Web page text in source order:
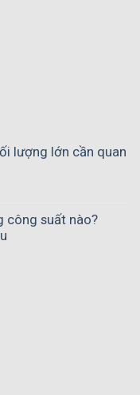
lượng lớn cần quan
công suất nào?